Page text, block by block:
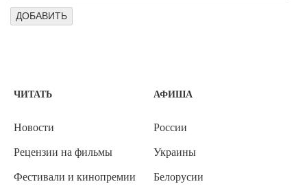
ЧИТАТЬ
Новости
Рецензии на фильмы
Фестивали и кинопремии
АФИША
России
Украины
Белорусии